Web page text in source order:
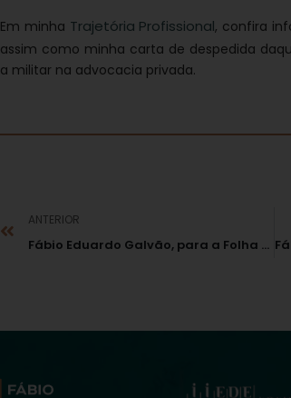
Em minha Trajetória Profissional, confira
assim como minha carta de despedida
a militar na advocacia privada.
ANTERIOR
Fábio Eduardo Galvão, para a Folha de S. Paulo: A Lei Anticorrupção deve se aplicar a partidos? NÃO